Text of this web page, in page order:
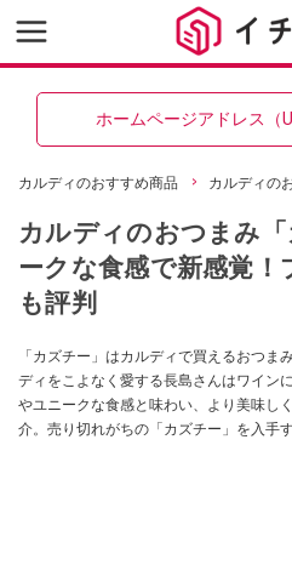
ホームページアドレス（
カルディのおすすめ商品 カルディの
カルディのおつまみ
ークな食感で新感覚
も評判
「カズチー」はカルディで買えるおつ
ディをこよなく愛する長島さんはワイン
やユニークな食感と味わい、より美味し
介。売り切れがちの「カズチー」を入手